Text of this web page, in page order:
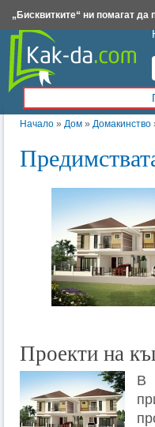
Начало » Дом » Домакинство
Проекти на
В
Insert.bg Framar.bg Kak-
„Бисквитките“ ни помагат